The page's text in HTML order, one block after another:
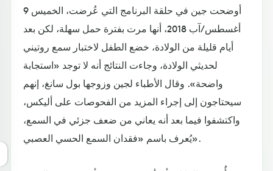
أوضحت جين في حلقة البرنامج التي عُرضت، الخميس 9
أغسطس/آب 2018، أنها مرت بفترة حمل سهلة، لكن بعد
أيام قليلة من الولادة، خضع الطفل لاختبار سمع روتيني
لحديثي الولادة، وجاءت النتائج أنه لا توجد «استجابة
واضحة». وقال الأطباء لجين وزوجها بول سانغ، إنهم
سيحتاجون إلى إجراء المزيد من الفحوصات على أليكس،
واكتشفوا فيما بعد أنه يعاني من ضعف جزئي في السمع،
يُعرف باسم «فقدان السمع الحسي العصبي».